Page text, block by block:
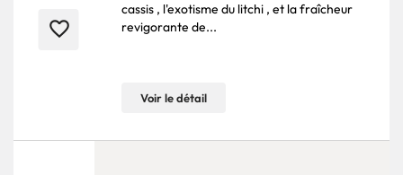
favorite_border
cassis , l'exotisme du litchi , et la fraîcheur
revigorante de...
Voir le détail